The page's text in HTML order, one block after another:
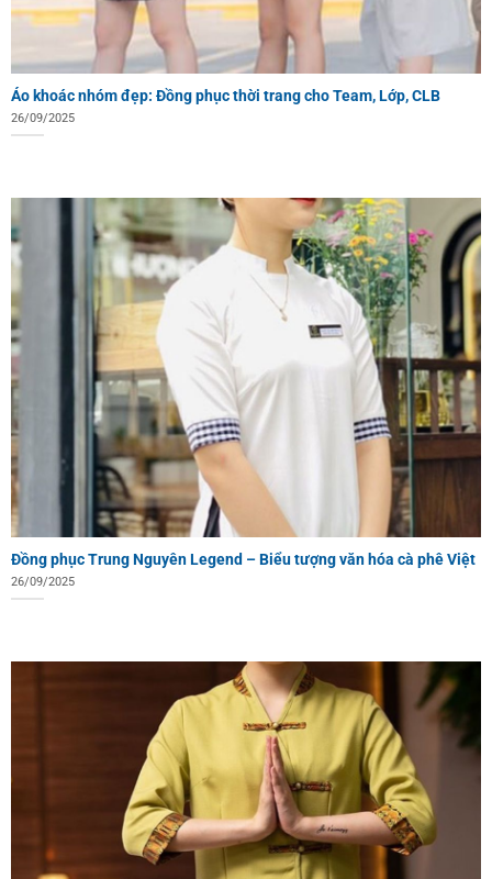
Áo khoác nhóm đẹp: Đồng phục thời trang cho Team, Lớp, CLB
26/09/2025
Đồng phục Trung Nguyên Legend – Biểu tượng văn hóa cà phê Việt
26/09/2025